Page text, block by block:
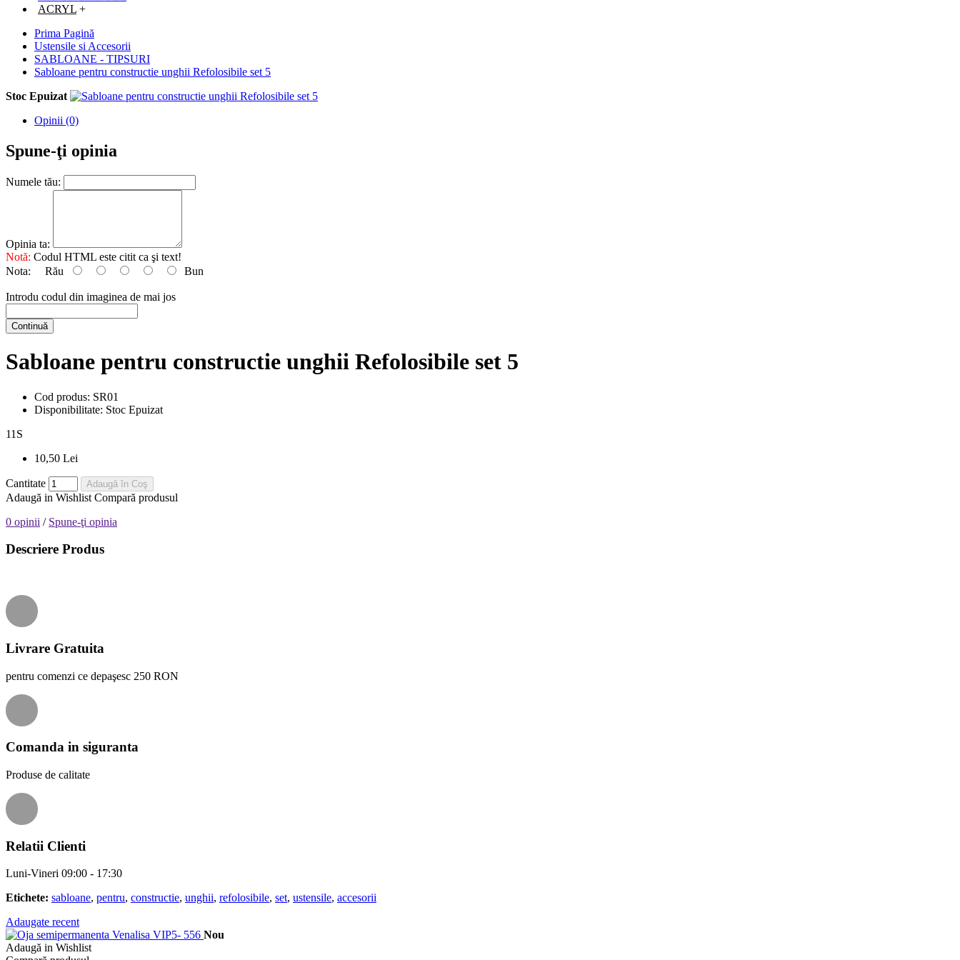
ACRYL +
Prima Pagină
Ustensile si Accesorii
SABLOANE - TIPSURI
Sabloane pentru constructie unghii Refolosibile set 5
Stoc Epuizat
Opinii (0)
Spune-ţi opinia
Numele tău:
Opinia ta:
Notă: Codul HTML este citit ca şi text!
Nota: Rău Bun
Introdu codul din imaginea de mai jos
Continuă
Sabloane pentru constructie unghii Refolosibile set 5
Cod produs: SR01
Disponibilitate: Stoc Epuizat
11 S
10,50 Lei
Cantitate Adaugă în Coş
Adaugă in Wishlist Compară produsul
0 opinii / Spune-ţi opinia
Descriere Produs
Livrare Gratuita
pentru comenzi ce depaşesc 250 RON
Comanda in siguranta
Produse de calitate
Relatii Clienti
Luni-Vineri 09:00 - 17:30
Etichete: sabloane, pentru, constructie, unghii, refolosibile, set, ustensile, accesorii
Adaugate recent
Nou
Adaugă in Wishlist